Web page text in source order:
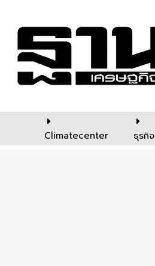
Climatecenter ธุรกิจ